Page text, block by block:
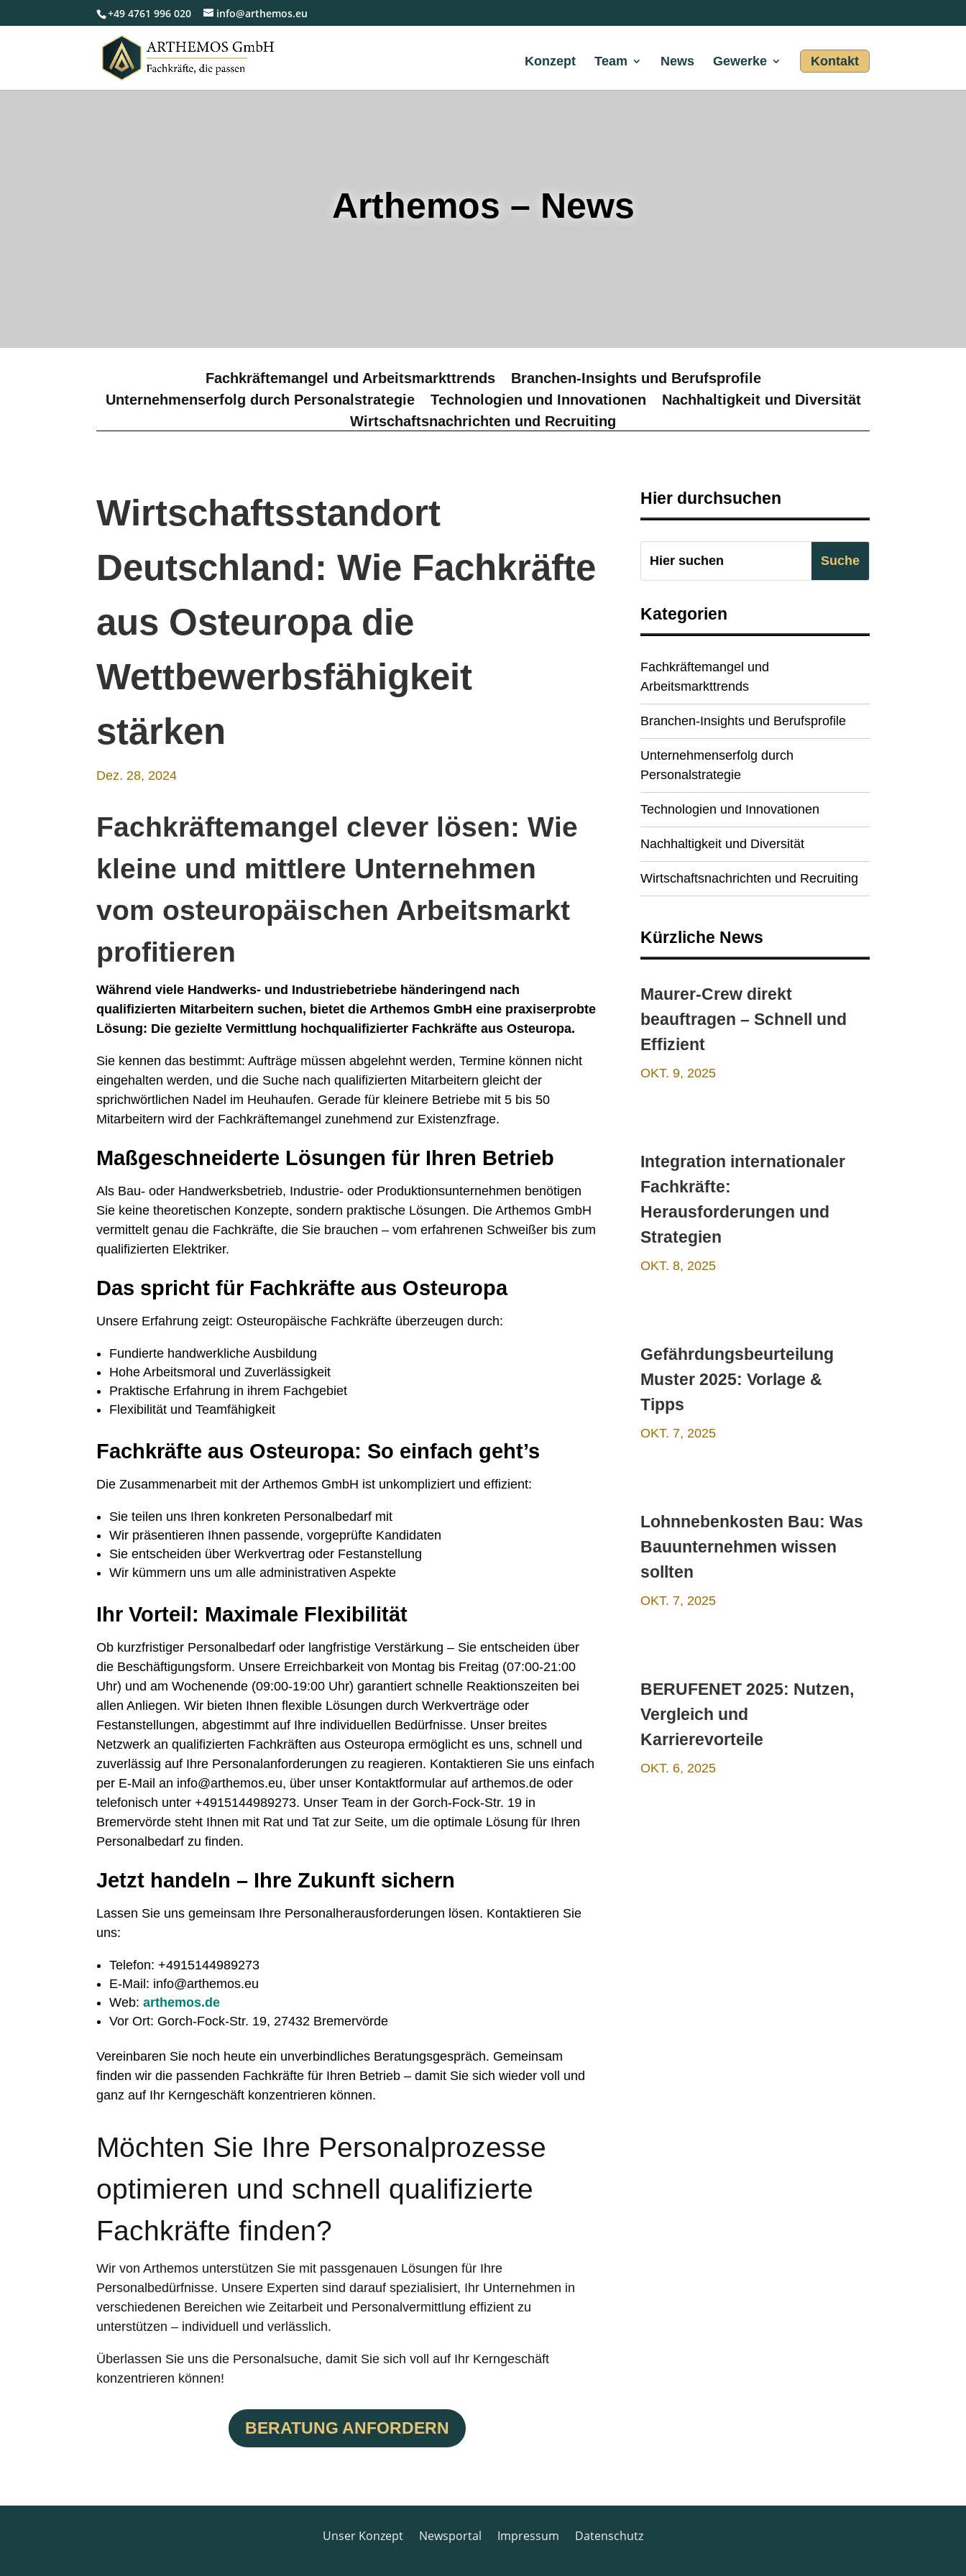
+49 4761 996 020 info@arthemos.eu
Konzept Team News Gewerke Kontakt
Arthemos – News
Fachkräftemangel und Arbeitsmarkttrends
Branchen-Insights und Berufsprofile
Unternehmenserfolg durch Personalstrategie
Technologien und Innovationen
Nachhaltigkeit und Diversität
Wirtschaftsnachrichten und Recruiting
Wirtschaftsstandort
Deutschland: Wie Fachkräfte
aus Osteuropa die
Wettbewerbsfähigkeit
stärken
Dez. 28, 2024
Fachkräftemangel clever lösen: Wie
kleine und mittlere Unternehmen
vom osteuropäischen Arbeitsmarkt
profitieren
Während viele Handwerks- und Industriebetriebe händeringend nach
qualifizierten Mitarbeitern suchen, bietet die Arthemos GmbH eine praxiserprobte
Lösung: Die gezielte Vermittlung hochqualifizierter Fachkräfte aus Osteuropa.
Sie kennen das bestimmt: Aufträge müssen abgelehnt werden, Termine können nicht
eingehalten werden, und die Suche nach qualifizierten Mitarbeitern gleicht der
sprichwörtlichen Nadel im Heuhaufen. Gerade für kleinere Betriebe mit 5 bis 50
Mitarbeitern wird der Fachkräftemangel zunehmend zur Existenzfrage.
Maßgeschneiderte Lösungen für Ihren Betrieb
Als Bau- oder Handwerksbetrieb, Industrie- oder Produktionsunternehmen benötigen
Sie keine theoretischen Konzepte, sondern praktische Lösungen. Die Arthemos GmbH
vermittelt genau die Fachkräfte, die Sie brauchen – vom erfahrenen Schweißer bis zum
qualifizierten Elektriker.
Das spricht für Fachkräfte aus Osteuropa
Unsere Erfahrung zeigt: Osteuropäische Fachkräfte überzeugen durch:
Fundierte handwerkliche Ausbildung
Hohe Arbeitsmoral und Zuverlässigkeit
Praktische Erfahrung in ihrem Fachgebiet
Flexibilität und Teamfähigkeit
Fachkräfte aus Osteuropa: So einfach geht’s
Die Zusammenarbeit mit der Arthemos GmbH ist unkompliziert und effizient:
Sie teilen uns Ihren konkreten Personalbedarf mit
Wir präsentieren Ihnen passende, vorgeprüfte Kandidaten
Sie entscheiden über Werkvertrag oder Festanstellung
Wir kümmern uns um alle administrativen Aspekte
Ihr Vorteil: Maximale Flexibilität
Ob kurzfristiger Personalbedarf oder langfristige Verstärkung – Sie entscheiden über
die Beschäftigungsform. Unsere Erreichbarkeit von Montag bis Freitag (07:00-21:00
Uhr) und am Wochenende (09:00-19:00 Uhr) garantiert schnelle Reaktionszeiten bei
allen Anliegen. Wir bieten Ihnen flexible Lösungen durch Werkverträge oder
Festanstellungen, abgestimmt auf Ihre individuellen Bedürfnisse. Unser breites
Netzwerk an qualifizierten Fachkräften aus Osteuropa ermöglicht es uns, schnell und
zuverlässig auf Ihre Personalanforderungen zu reagieren. Kontaktieren Sie uns einfach
per E-Mail an info@arthemos.eu, über unser Kontaktformular auf arthemos.de oder
telefonisch unter +4915144989273. Unser Team in der Gorch-Fock-Str. 19 in
Bremervörde steht Ihnen mit Rat und Tat zur Seite, um die optimale Lösung für Ihren
Personalbedarf zu finden.
Jetzt handeln – Ihre Zukunft sichern
Lassen Sie uns gemeinsam Ihre Personalherausforderungen lösen. Kontaktieren Sie
uns:
Telefon: +4915144989273
E-Mail: info@arthemos.eu
Web:arthemos.de
Vor Ort: Gorch-Fock-Str. 19, 27432 Bremervörde
Vereinbaren Sie noch heute ein unverbindliches Beratungsgespräch. Gemeinsam
finden wir die passenden Fachkräfte für Ihren Betrieb – damit Sie sich wieder voll und
ganz auf Ihr Kerngeschäft konzentrieren können.
Möchten Sie Ihre Personalprozesse
optimieren und schnell qualifizierte
Fachkräfte finden?
Wir von Arthemos unterstützen Sie mit passgenauen Lösungen für Ihre
Personalbedürfnisse. Unsere Experten sind darauf spezialisiert, Ihr Unternehmen in
verschiedenen Bereichen wie Zeitarbeit und Personalvermittlung effizient zu
unterstützen – individuell und verlässlich.
Überlassen Sie uns die Personalsuche, damit Sie sich voll auf Ihr Kerngeschäft
konzentrieren können!
BERATUNG ANFORDERN
Hier durchsuchen
Kategorien
Fachkräftemangel und
Arbeitsmarkttrends
Branchen-Insights und Berufsprofile
Unternehmenserfolg durch
Personalstrategie
Technologien und Innovationen
Nachhaltigkeit und Diversität
Wirtschaftsnachrichten und Recruiting
Kürzliche News
Maurer-Crew direkt
beauftragen – Schnell und
Effizient
OKT. 9, 2025
Integration internationaler
Fachkräfte:
Herausforderungen und
Strategien
OKT. 8, 2025
Gefährdungsbeurteilung
Muster 2025: Vorlage &
Tipps
OKT. 7, 2025
Lohnnebenkosten Bau: Was
Bauunternehmen wissen
sollten
OKT. 7, 2025
BERUFENET 2025: Nutzen,
Vergleich und
Karrierevorteile
OKT. 6, 2025
Unser Konzept Newsportal Impressum Datenschutz